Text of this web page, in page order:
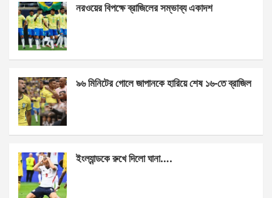
b
o
o
k
n
g
er
s
p
e
নরওয়ের বিপক্ষে ব্রাজিলের সম্ভাব্য একাদশ
৯৬ মিনিটের গোলে জাপানকে হারিয়ে শেষ ১৬-তে ব্রাজিল
ইংল্যান্ডকে রুখে দিলো ঘানা….